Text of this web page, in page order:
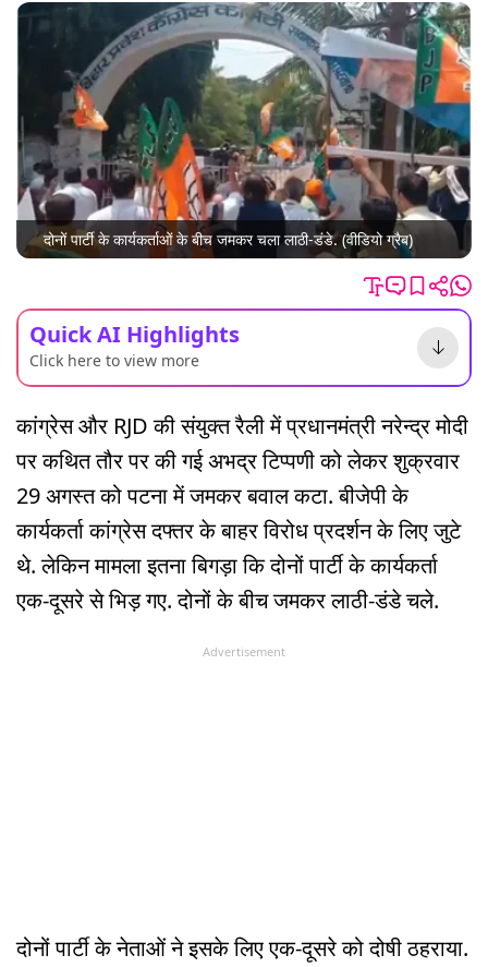
दोनों पार्टी के कार्यकर्ताओं के बीच जमकर चला लाठी-डंडे. (वीडियो ग्रैब)
Quick AI Highlights
Click here to view more
कांग्रेस और RJD की संयुक्त रैली में प्रधानमंत्री नरेन्द्र मोदी
पर कथित तौर पर की गई अभद्र टिप्पणी को लेकर शुक्रवार
29 अगस्त को पटना में जमकर बवाल कटा. बीजेपी के
कार्यकर्ता कांग्रेस दफ्तर के बाहर विरोध प्रदर्शन के लिए जुटे
थे. लेकिन मामला इतना बिगड़ा कि दोनों पार्टी के कार्यकर्ता
एक-दूसरे से भिड़ गए. दोनों के बीच जमकर लाठी-डंडे चले.
Advertisement
दोनों पार्टी के नेताओं ने इसके लिए एक-दूसरे को दोषी ठहराया.